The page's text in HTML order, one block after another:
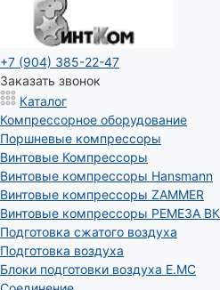
+7 (904) 385-22-47
Заказать звонок
Каталог
Компрессорное оборудование
Поршневые компрессоры
Винтовые Компрессоры
Винтовые компрессоры Hansmann
Винтовые компрессоры ZAMMER
Винтовые компрессоры РЕМЕЗА ВК
Подготовка сжатого воздуха
Подготовка воздуха
Блоки подготовки воздуха E.MC